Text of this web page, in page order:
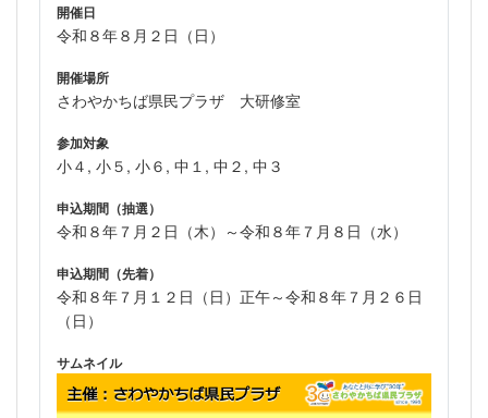
開催日
令和８年８月２日（日）
開催場所
さわやかちば県民プラザ 大研修室
参加対象
小４, 小５, 小６, 中１, 中２, 中３
申込期間（抽選）
令和８年７月２日（木）～令和８年７月８日（水）
申込期間（先着）
令和８年７月１２日（日）正午～令和８年７月２６日
（日）
サムネイル